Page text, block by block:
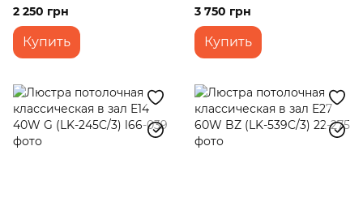
E27 60W G (LK-680S/3)
2 250 грн
Купить
(BR-01459C/3)
3 750 грн
Купить